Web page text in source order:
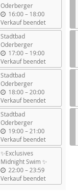
Oderberger
16:00 –b
i
s
18:00
Verkauf beendet
Stadtbad
Oderberger
17:00 –b
i
s
19:00
Verkauf beendet
Stadtbad
Oderberger
18:00 –b
i
s
20:00
Verkauf beendet
Stadtbad
Oderberger
19:00 –b
i
s
21:00
Verkauf beendet
✨Exclusives
Midnight Swim ✨
22:00 –b
i
s
23:59
Verkauf beendet